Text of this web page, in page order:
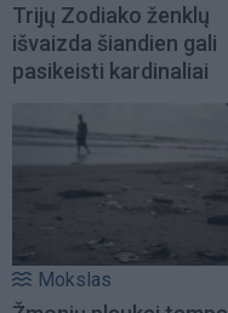
Trijų Zodiako ženklų
išvaizda šiandien gali
pasikeisti kardinaliai
Mokslas